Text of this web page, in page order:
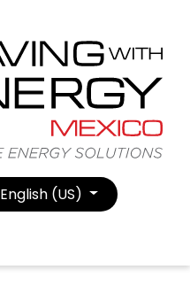
English (US)